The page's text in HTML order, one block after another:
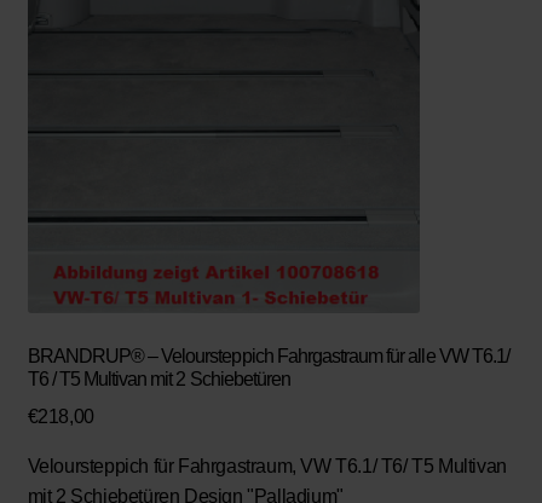
BRANDRUP® – Veloursteppich Fahrgastraum für alle VW T6.1/
T6 / T5 Multivan mit 2 Schiebetüren
€218,00
Veloursteppich für Fahrgastraum, VW T6.1/ T6/ T5 Multivan
mit 2 Schiebetüren Design "Palladium"